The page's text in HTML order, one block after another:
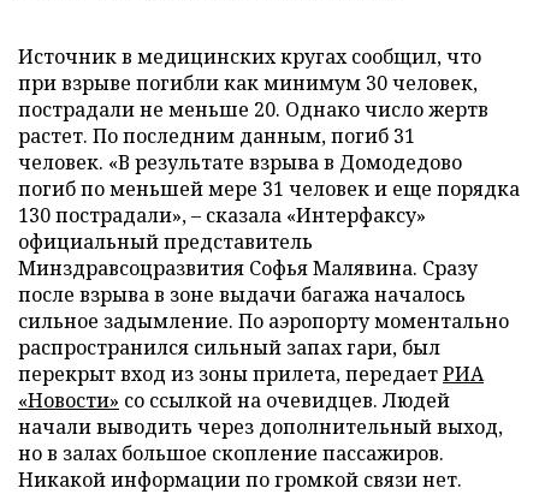
Источник в медицинских кругах сообщил, что
при взрыве погибли как минимум 30 человек,
пострадали не меньше 20. Однако число жертв
растет. По последним данным, погиб 31
человек. «В результате взрыва в Домодедово
погиб по меньшей мере 31 человек и еще порядка
130 пострадали», – сказала «Интерфаксу»
официальный представитель
Минздравсоцразвития Софья Малявина. Сразу
после взрыва в зоне выдачи багажа началось
сильное задымление. По аэропорту моментально
распространился сильный запах гари, был
перекрыт вход из зоны прилета, передаетРИА
«Новости» со ссылкой на очевидцев. Людей
начали выводить через дополнительный выход,
но в залах большое скопление пассажиров.
Никакой информации по громкой связи нет.